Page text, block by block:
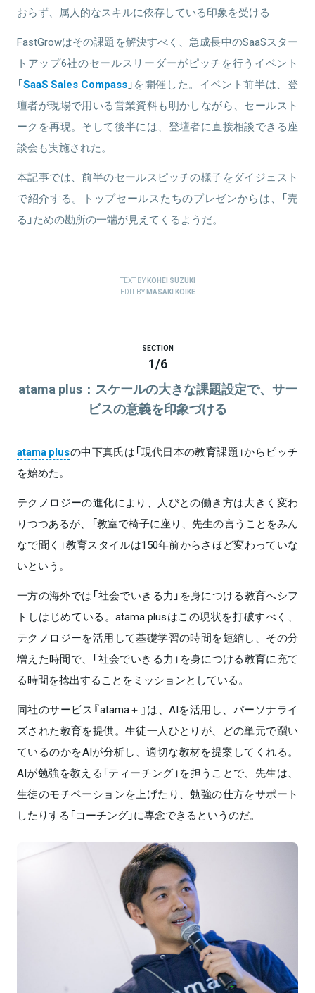
おらず、属人的なスキルに依存している印象を受ける
FastGrowはその課題を解決すべく、急成長中のSaaSスター
トアップ6社のセールスリーダーがピッチを行うイベント
「SaaS Sales Compass」を開催した。イベント前半は、登
壇者が現場で用いる営業資料も明かしながら、セールスト
ークを再現。そして後半には、登壇者に直接相談できる座
談会も実施された。
本記事では、前半のセールスピッチの様子をダイジェスト
で紹介する。トップセールスたちのプレゼンからは、「売
る」ための勘所の一端が見えてくるようだ。
TEXT BYKOHEI SUZUKI
EDIT BYMASAKI KOIKE
SECTION
1/6
atama plus：スケールの大きな課題設定で、サー
ビスの意義を印象づける
atama plusの中下真氏は「現代日本の教育課題」からピッチ
を始めた。
テクノロジーの進化により、人びとの働き方は大きく変わ
りつつあるが、「教室で椅子に座り、先生の言うことをみん
なで聞く」教育スタイルは150年前からさほど変わっていな
いという。
一方の海外では「社会でいきる力」を身につける教育へシフ
トしはじめている。atama plusはこの現状を打破すべく、
テクノロジーを活用して基礎学習の時間を短縮し、その分
増えた時間で、「社会でいきる力」を身につける教育に充て
る時間を捻出することをミッションとしている。
同社のサービス『atama＋』は、AIを活用し、パーソナライ
ズされた教育を提供。生徒一人ひとりが、どの単元で躓い
ているのかをAIが分析し、適切な教材を提案してくれる。
AIが勉強を教える「ティーチング」を担うことで、先生は、
生徒のモチベーションを上げたり、勉強の仕方をサポート
したりする「コーチング」に専念できるというのだ。